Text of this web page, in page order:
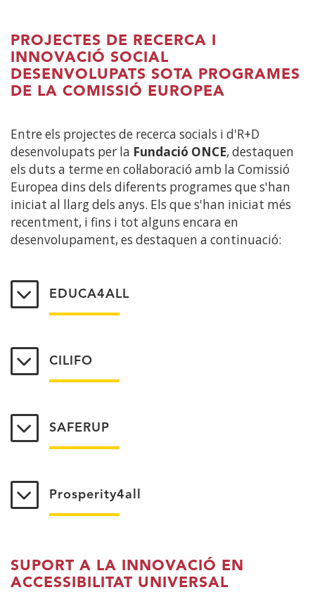
PROJECTES DE RECERCA I
INNOVACIÓ SOCIAL
DESENVOLUPATS SOTA PROGRAMES
DE LA COMISSIÓ EUROPEA
Entre els projectes de recerca socials i d'R+D
desenvolupats per la Fundació ONCE, destaquen
els duts a terme en col·laboració amb la Comissió
Europea dins dels diferents programes que s'han
iniciat al llarg dels anys. Els que s'han iniciat més
recentment, i fins i tot alguns encara en
desenvolupament, es destaquen a continuació:
EDUCA4ALL
CILIFO
SAFERUP
Prosperity4all
SUPORT A LA INNOVACIÓ EN
ACCESSIBILITAT UNIVERSAL